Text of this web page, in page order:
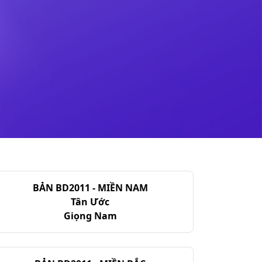
BẢN BD2011 - MIỀN NAM
Tân Ước
Giọng Nam